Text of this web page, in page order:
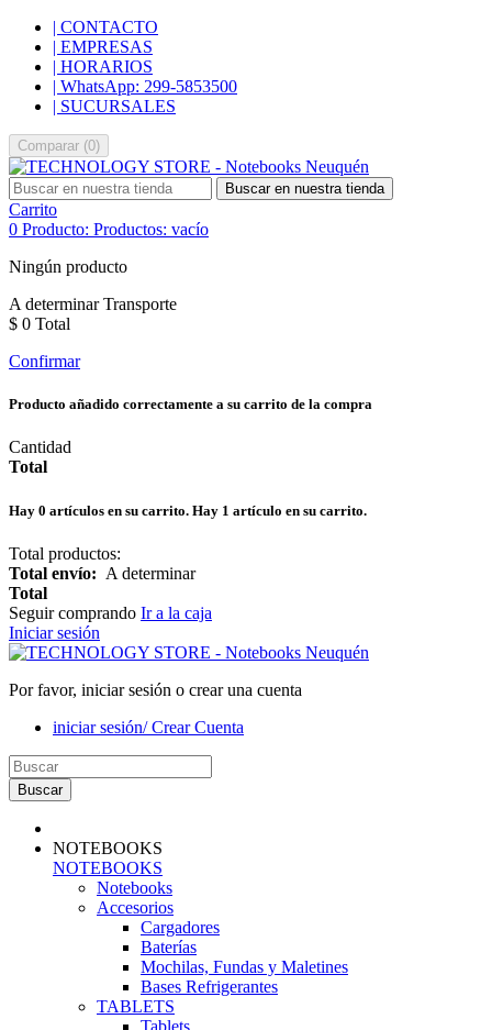
| CONTACTO
| EMPRESAS
| HORARIOS
| WhatsApp: 299-5853500
| SUCURSALES
Comparar (0)
Buscar en nuestra tienda
Carrito
0 Producto: Productos: vacío
Ningún producto
A determinarTransporte
$ 0 Total
Confirmar
Producto añadido correctamente a su carrito de la compra
Cantidad
Total
Hay 0 artículos en su carrito. Hay 1 artículo en su carrito.
Total productos:
Total envío: A determinar
Total
Seguir comprando Ir a la caja
Iniciar sesión
Por favor, iniciar sesión o crear una cuenta
iniciar sesión/ Crear Cuenta
Buscar
NOTEBOOKS
NOTEBOOKS
Notebooks
Accesorios
Cargadores
Baterías
Mochilas, Fundas y Maletines
Bases Refrigerantes
TABLETS
Tablets